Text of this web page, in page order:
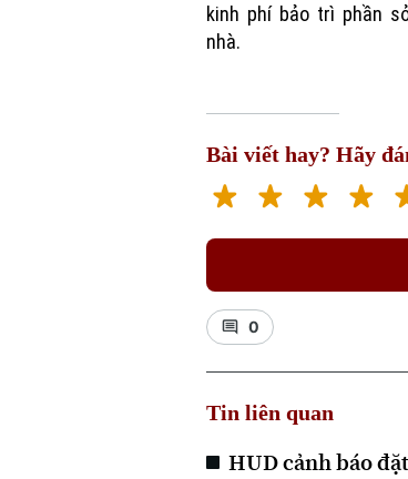
kinh phí bảo trì phần
nhà.
Bài viết hay? Hãy
0
Tin liên quan
HUD cảnh báo